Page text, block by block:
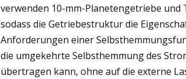
verwenden 10-mm-Planetengetriebe
sodass die Getriebestruktur die
Anforderungen einer
die umgekehrte Selbsthemmung des
übertragen kann, ohne auf die externe